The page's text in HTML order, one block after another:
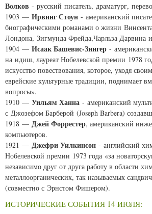
Волков - русский писатель, драматург,
1903 — Ирвинг Стоун - американский
биографическими романами о жизни
Лондона, Зигмунда Фрейда,Чарльза Дарвина
1904 — Исаак Башевис-Зингер -
на идиш, лауреат Нобелевской премии 1978
искусство повествования, которое, уходя
еврейские культурные традиции, поднимает
вопросы».
1910 — Уильям Ханна - американский
с Джозефом Барберой (Joseph Barbera)
1918 — Джей Форрестер, американский
компьютеров.
1921 — Джефри Уилкинсон - английский
Нобелевской премии 1973 года «за
независимо друг от друга работу в области
металлоорганических, так называемых
(совместно с Эрнстом Фишером).
ИСТОРИЧЕСКИЕ СОБЫТИЯ 14 ИЮЛЯ: